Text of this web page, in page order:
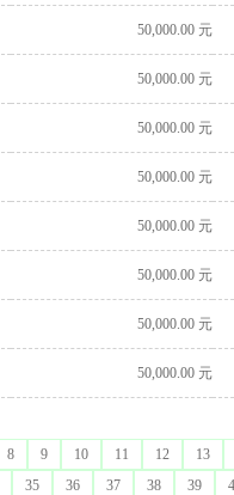
50,000.00 元
50,000.00 元
50,000.00 元
50,000.00 元
50,000.00 元
50,000.00 元
50,000.00 元
50,000.00 元
8 9 10 11 12
13
35 36 37 38 39